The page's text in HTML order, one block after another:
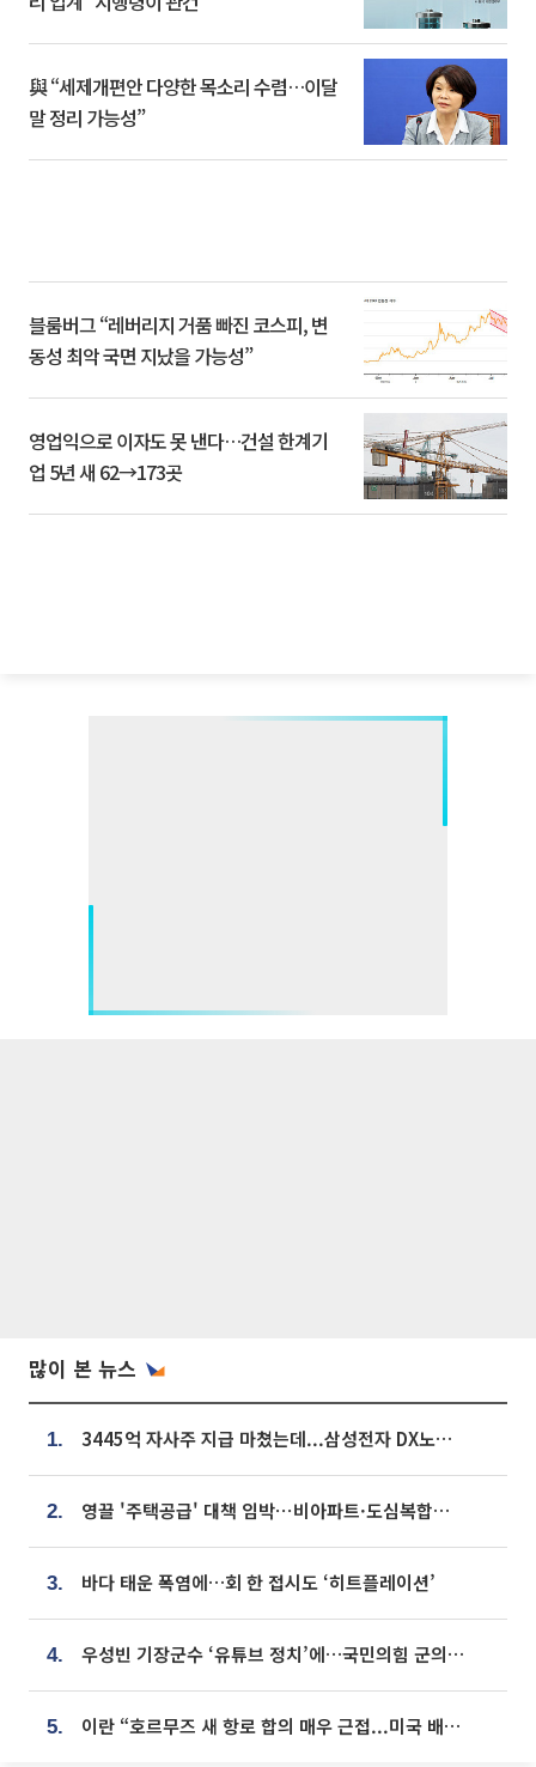
與 “세제개편안 다양한 목소리 수렴…이달
말 정리 가능성”
블룸버그 “레버리지 거품 빠진 코스피, 변
동성 최악 국면 지났을 가능성”
영업익으로 이자도 못 낸다…건설 한계기
업 5년 새 62→173곳
많이 본 뉴스
1. 3445억 자사주 지급 마쳤는데...삼성전자 DX노조, 뒤늦은 '떼쓰기 집회'
2. 영끌 '주택공급' 대책 임박⋯비아파트·도심복합까지 총동원
3. 바다 태운 폭염에…회 한 접시도 ‘히트플레이션’
4. 우성빈 기장군수 ‘유튜브 정치’에…국민의힘 군의원들 집단 반발
5. 이란 “호르무즈 새 항로 합의 매우 근접...미국 배상 먼저”